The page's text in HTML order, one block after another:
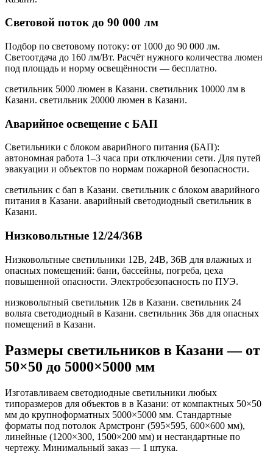
Световой поток до 90 000 лм
Подбор по световому потоку: от 1000 до 90 000 лм.
Светоотдача до 160 лм/Вт. Расчёт нужного количества люмен
под площадь и норму освещённости — бесплатно.
светильник 5000 люмен в Казани. светильник 10000 лм в
Казани. светильник 20000 люмен в Казани.
Аварийное освещение с БАП
Светильники с блоком аварийного питания (БАП):
автономная работа 1–3 часа при отключении сети. Для путей
эвакуации и объектов по нормам пожарной безопасности.
светильник с бап в Казани. светильник с блоком аварийного
питания в Казани. аварийный светодиодный светильник в
Казани.
Низковольтные 12/24/36В
Низковольтные светильники 12В, 24В, 36В для влажных и
опасных помещений: бани, бассейны, погреба, цеха
повышенной опасности. Электробезопасность по ПУЭ.
низковольтный светильник 12в в Казани. светильник 24
вольта светодиодный в Казани. светильник 36в для опасных
помещений в Казани.
Размеры светильников в Казани— от
50×50 до 5000×5000 мм
Изготавливаем светодиодные светильники любых
типоразмеров для объектов в в Казани: от компактных 50×50
мм до крупноформатных 5000×5000 мм. Стандартные
форматы под потолок Армстронг (595×595, 600×600 мм),
линейные (1200×300, 1500×200 мм) и нестандартные по
чертежу. Минимальный заказ — 1 штука.